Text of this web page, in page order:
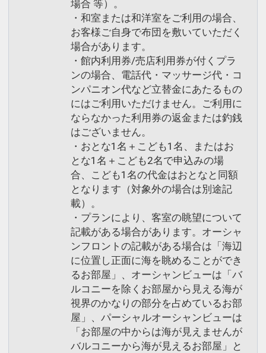
場合 等）。
・和室または和洋室をご利用の場合、
お客様ご自身で布団を敷いていただく
場合があります。
・館内利用券/売店利用券が付くプラ
ンの場合、電話代・マッサージ代・コ
ンパニオン代など立替金にあたるもの
にはご利用いただけません。ご利用に
ならなかった利用券の返金または釣銭
はございません。
・おとな1名＋こども1名、またはお
とな1名＋こども2名で申込みの場
合、こども1名の代金はおとなと同額
となります（対象外の場合は別途記
載）。
・プランにより、客室の眺望について
記載がある場合があります。オーシャ
ンフロントの記載がある場合は「海辺
に位置し正面に海を眺めることができ
るお部屋」、オーシャンビューは「バ
ルコニーを除くお部屋から見える海が
視界のかなりの部分を占めているお部
屋」、パーシャルオーシャンビューは
「お部屋の中からは海が見えませんが
バルコニーから海が見えるお部屋」と